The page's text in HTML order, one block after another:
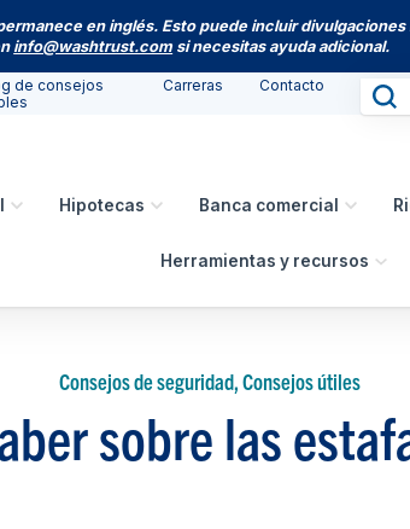
en inglés. Esto puede incluir
info@washtrust.com si necesitas ayuda adicional.
de consejos
Carreras Contacto
Hipotecas Banca comercial
Herramientas y recursos
Consejos de seguridad, Consejos útiles
sobre las